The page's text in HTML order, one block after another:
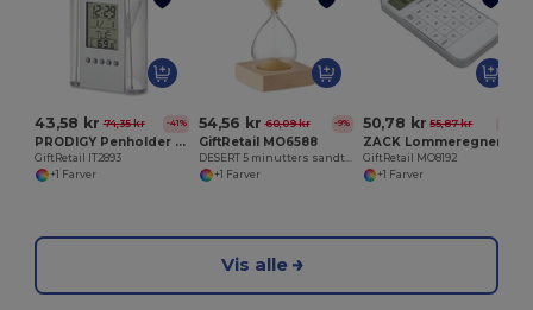
43,58 kr 74,35 kr -41%
PRODIGY Penholder med kalender
GiftRetail IT2893
+1 Farver
54,56 kr 60,09 kr -9%
GiftRetail MO6588
+1 Farver
50,78 kr 55,87 kr
GiftRetail MO8192
+1 Farver
Vis alle